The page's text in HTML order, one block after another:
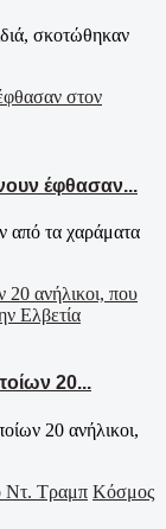
σκοτώθηκαν
έφθασαν...
από τα χαράματα
20...
20 ανήλικοι,
Κόσμος